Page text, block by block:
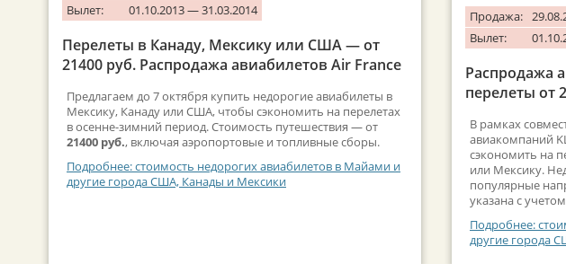
Вылет:
01.10.2013 — 31.03.2014
Перелеты в Канаду, Мексику или США — от
21400 руб. Распродажа авиабилетов Air France
Предлагаем до 7 октября купить недорогие авиабилеты в
Мексику, Канаду или США, чтобы сэкономить на перелетах
в осенне-зимний период. Стоимость путешествия — от
21400 руб., включая аэропортовые и топливные сборы.
Подробнее: стоимость недорогих авиабилетов в Майами и
другие города США, Канады и Мексики
Продажа:
Вылет:
Распродажа
перелеты от
В рамках
авиакомпаний
сэкономить на
или Мексику.
популярные
указана с
Подробнее:
другие города